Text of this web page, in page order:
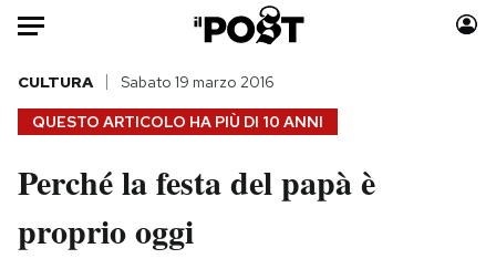
Auto
HOME
Italia
Politica
Moda
QUESTO ARTICOLO HA PIÙ DI 10 ANNI
CULTURA Sabato 19 marzo 2016
Perché la festa del papà è
proprio oggi